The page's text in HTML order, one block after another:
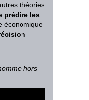
théories
prédire les
économique
hors